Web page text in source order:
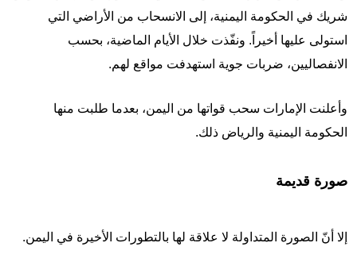
شريك في الحكومة اليمنية، إلى الانسحاب من الأراضي التي
استولى عليها أخيراً. ونفّذت خلال الأيام الماضية، بحسب
الانفصاليين، ضربات جوية استهدفت مواقع لهم.
وأعلنت الإمارات سحب قواتها من اليمن، بعدما طلبت منها
الحكومة اليمنية والرياض ذلك.
صورة قديمة
إلا أنّ الصورة المتداولة لا علاقة لها بالتطورات الأخيرة في اليمن.